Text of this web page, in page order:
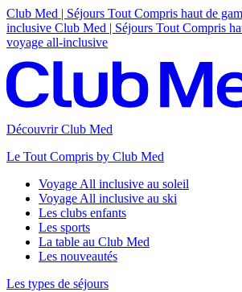
Club Med | Séjours Tout Compris haut de
inclusive Club Med | Séjours Tout Compris
voyage all-inclusive
Découvrir Club Med
Le Tout Compris by Club Med
Voyage All inclusive au soleil
Voyage All inclusive au ski
Les clubs enfants
Les sports
La table au Club Med
Les nouveautés
Les types de séjours